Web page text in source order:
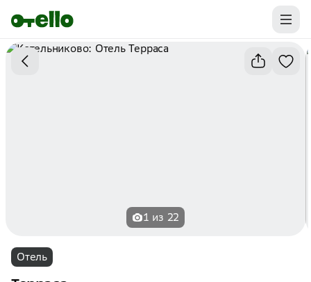
Промокоды на первую бронь уже ваши.
Забирайте выгоду
1 из 22
Отель